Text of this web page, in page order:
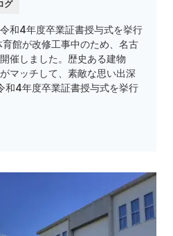
グ
和4年度卒業証書授与式を挙行
館が改修工事中のため、名古
催しました。歴史ある建物
マッチして、素敵な思い出深
和4年度卒業証書授与式を挙行